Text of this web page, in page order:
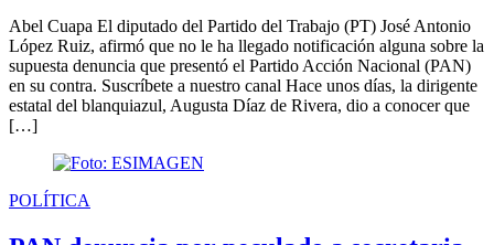
Abel Cuapa El diputado del Partido del Trabajo (PT) José Antonio
López Ruiz, afirmó que no le ha llegado notificación alguna sobre la
supuesta denuncia que presentó el Partido Acción Nacional (PAN)
en su contra. Suscríbete a nuestro canal Hace unos días, la dirigente
estatal del blanquiazul, Augusta Díaz de Rivera, dio a conocer que
[…]
PUBLICADO
POLÍTICA